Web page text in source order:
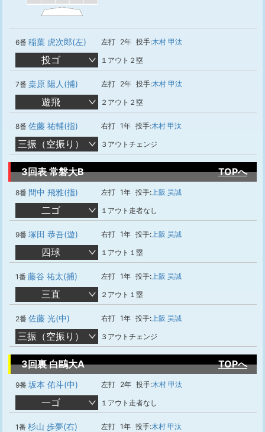
6番 稲葉 虎次郎(左) 左打 2年 投手:木村 甲汰
投ゴ １アウト２塁
7番 桒原 陽人(捕) 左打 2年 投手:木村 甲汰
遊飛 ２アウト２塁
8番 佐藤 祐輔(指) 右打 1年 投手:木村 甲汰
三振（空振り） ３アウトチェンジ
3回表 常磐大B TOPへ
8番 間中 飛雅(指) 左打 1年 投手:上阪 昊誠
二ゴ １アウト走者なし
9番 塚田 恭吾(遊) 右打 1年 投手:上阪 昊誠
四球 １アウト１塁
1番 藤谷 祐太(捕) 左打 1年 投手:上阪 昊誠
三直 ２アウト１塁
2番 佐藤 光(中) 右打 1年 投手:上阪 昊誠
三振（空振り） ３アウトチェンジ
3回裏 白鷗大A TOPへ
9番 坂本 佑斗(中) 左打 2年 投手:木村 甲汰
一ゴ １アウト走者なし
1番 杉山 歩夢(右) 左打 1年 投手:木村 甲汰